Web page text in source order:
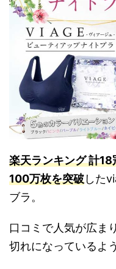
楽天ランキング 計
100万枚を突破した
ブラ。
口コミで人気が広ま
切れになっているよ